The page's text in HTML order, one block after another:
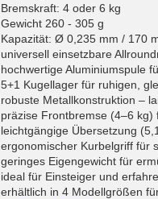
Bremskraft: 4 oder 6 kg
Gewicht 260 - 305 g
Kapazität: Ø 0,235 mm / 170
universell einsetzbare
hochwertige Aluminiumspule
5+1 Kugellager für ruhigen,
robuste Metallkonstruktion –
präzise Frontbremse (4–6 kg)
leichtgängige Übersetzung
ergonomischer Kurbelgriff für
geringes Eigengewicht für
ideal für Einsteiger und
erhältlich in 4 Modellgrößen